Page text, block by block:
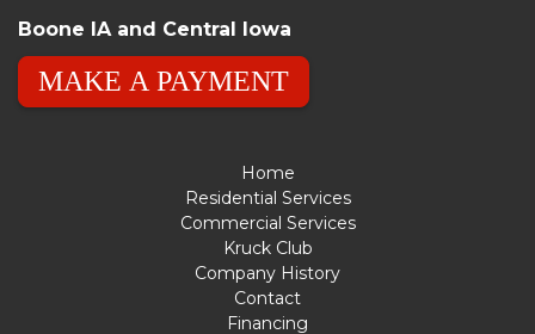
Boone IA and Central Iowa
MAKE A PAYMENT
Home
Residential Services
Commercial Services
Kruck Club
Company History
Contact
Financing